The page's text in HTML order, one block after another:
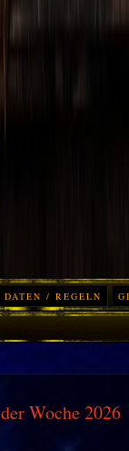
DATEN / REGELN
Woche 2026